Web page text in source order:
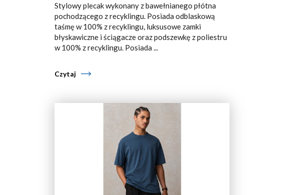
Stylowy plecak wykonany z bawełnianego płótna
pochodzącego z recyklingu. Posiada odblaskową
taśmę w 100% z recyklingu, luksusowe zamki
błyskawiczne i ściągacze oraz podszewkę z poliestru
w 100% z recyklingu. Posiada ...
Czytaj